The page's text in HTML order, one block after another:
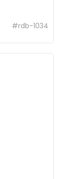
#rdb-1034